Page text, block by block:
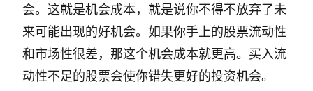
会。这就是机会成本，就是说你不得不放弃了未
来可能出现的好机会。如果你手上的股票流动性
和市场性很差，那这个机会成本就更高。买入流
动性不足的股票会使你错失更好的投资机会。